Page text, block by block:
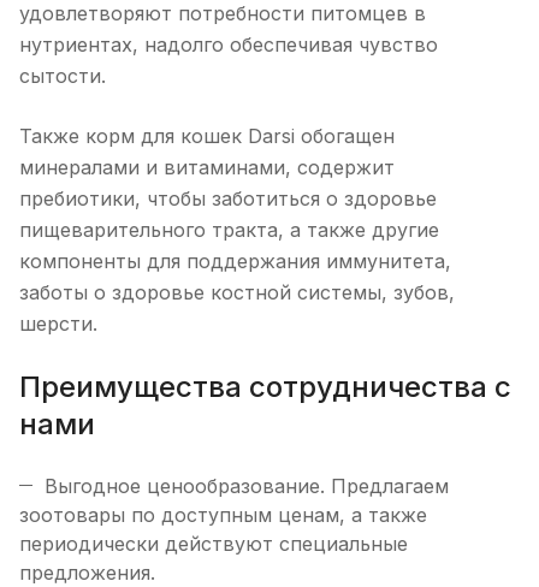
удовлетворяют потребности питомцев в
нутриентах, надолго обеспечивая чувство
сытости.
Также корм для кошек Darsi обогащен
минералами и витаминами, содержит
пребиотики, чтобы заботиться о здоровье
пищеварительного тракта, а также другие
компоненты для поддержания иммунитета,
заботы о здоровье костной системы, зубов,
шерсти.
Преимущества сотрудничества с
нами
Выгодное ценообразование. Предлагаем
зоотовары по доступным ценам, а также
периодически действуют специальные
предложения.